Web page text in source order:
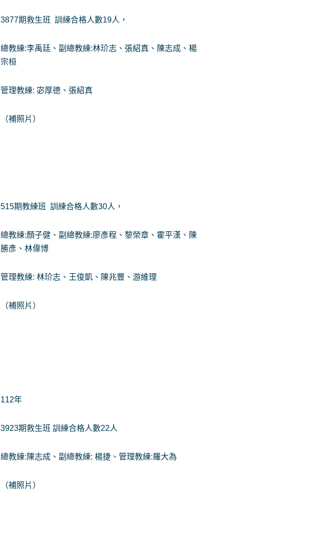
3877期救生班 訓練合格人數19人，
總教練:李禹廷、副總教練:林玠志、張紹真、陳志成、楊
宗桓
管理教練: 宓厚德、張紹真
（補照片）
515期教練班 訓練合格人數30人，
總教練:顏子健、副總教練:廖彥程、黎榮章、霍平漢、陳
勝彥、林偉博
管理教練: 林玠志、王俊凱、陳兆豐、游維理
（補照片）
112年
3923期救生班 訓練合格人數22人
總教練:陳志成、副總教練: 楊捷、管理教練:羅大為
（補照片）